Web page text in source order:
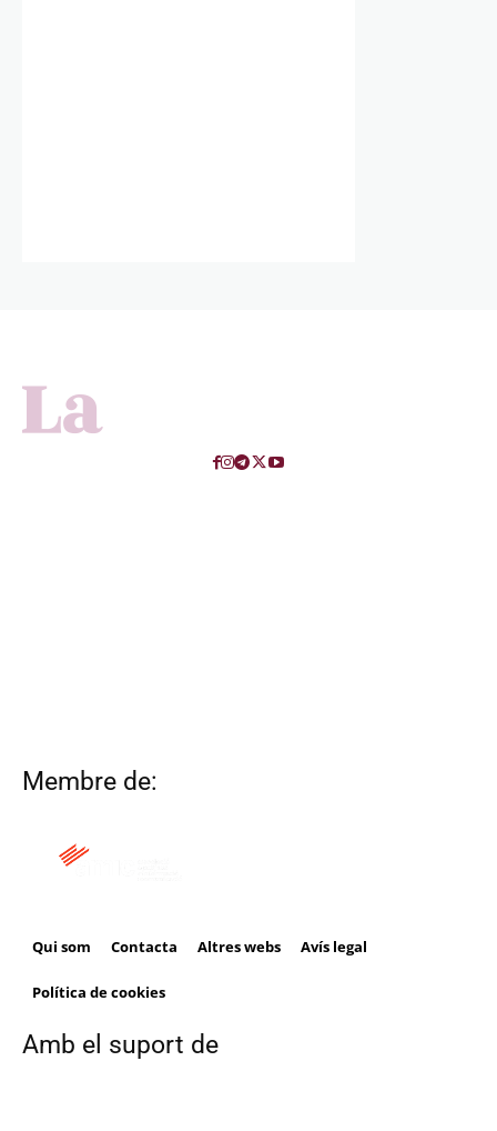
Membre de:
Qui som Contacta Altres webs Avís legal
Política de cookies
Amb el suport de